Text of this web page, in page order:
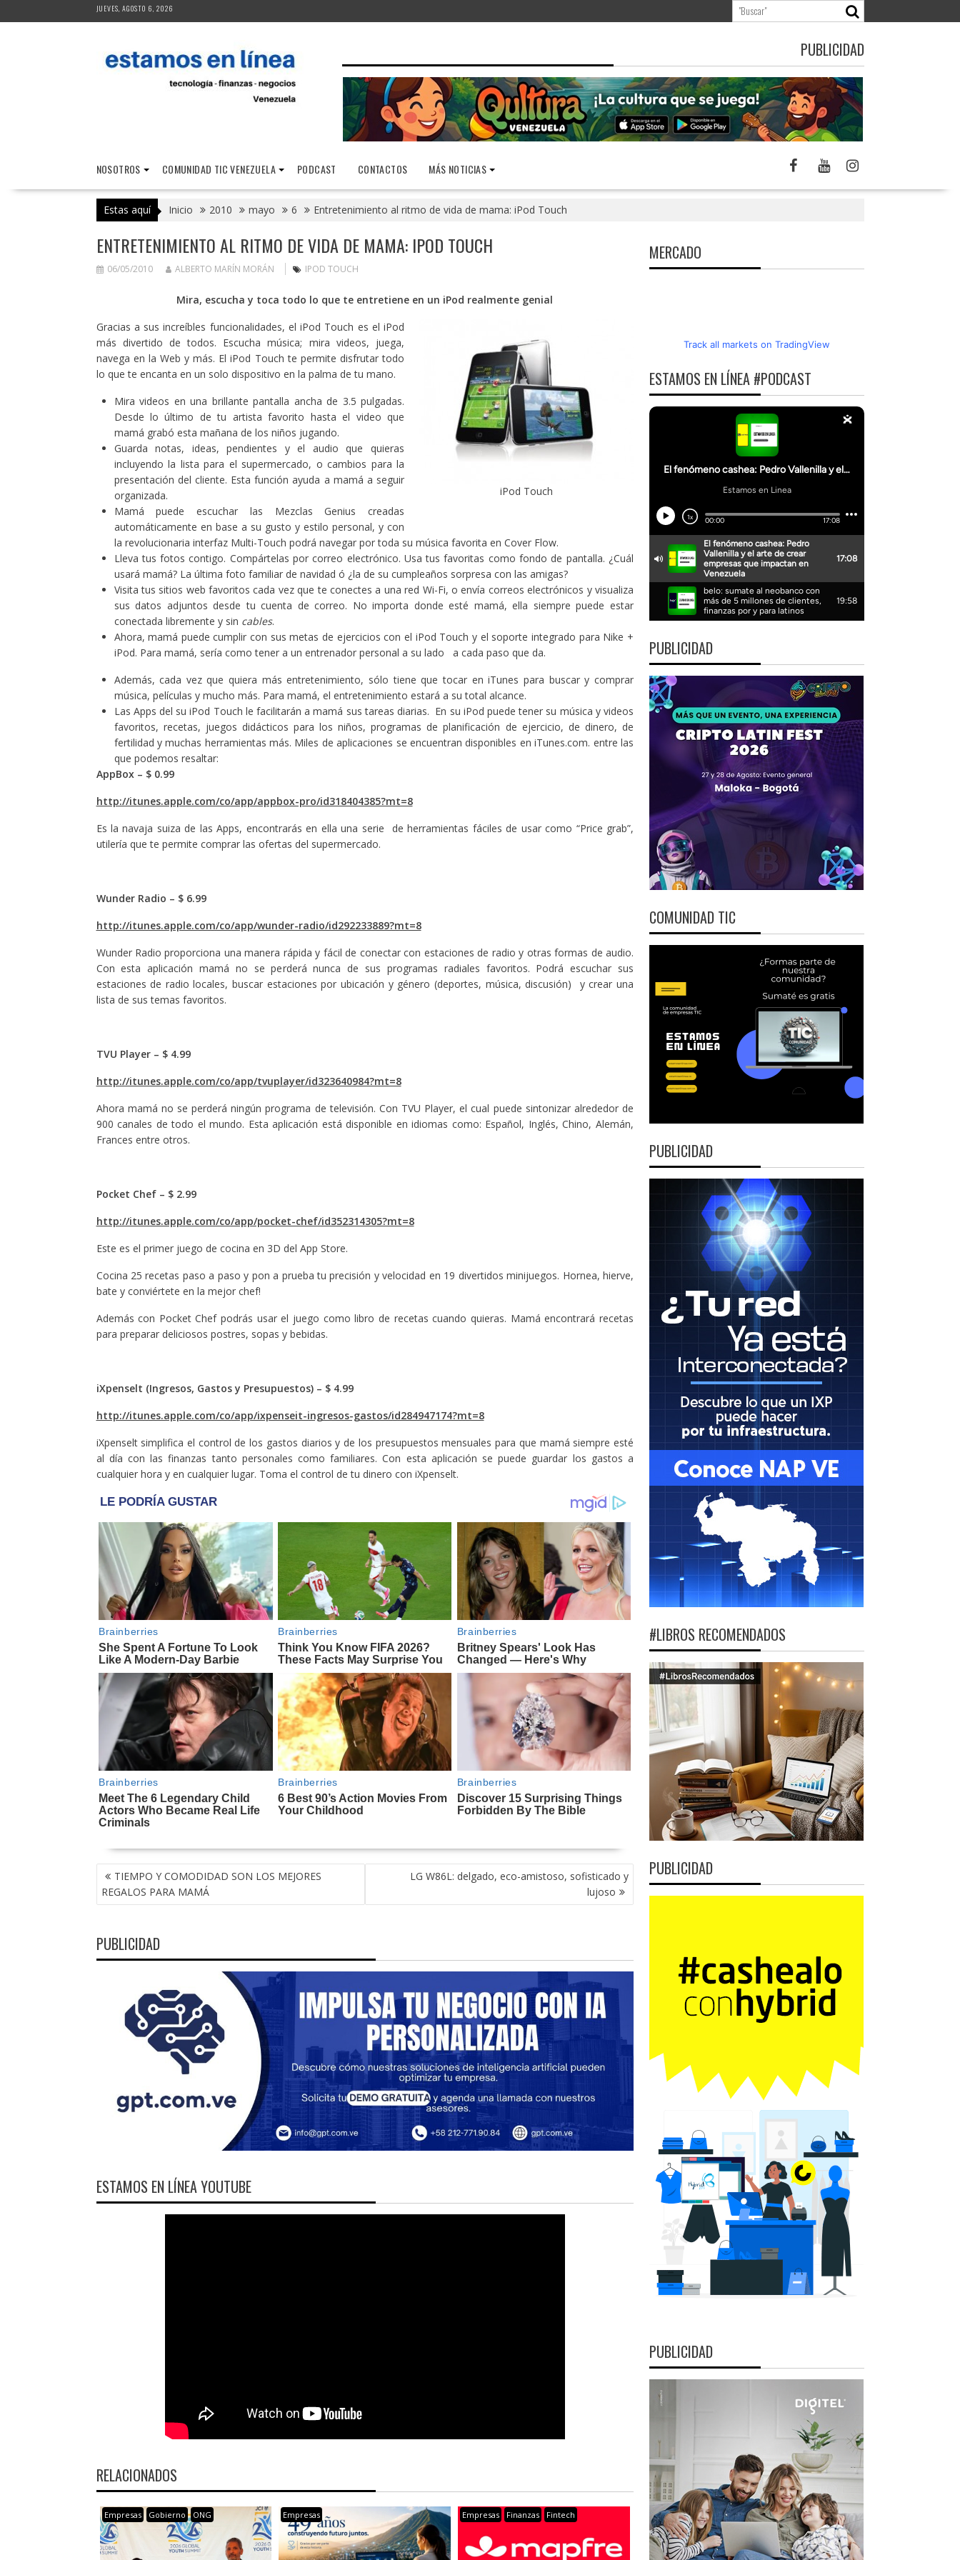
al
JUEVES, AGOSTO 6, 2026
PUBLICIDAD
NOSOTROS COMUNIDAD TIC VENEZUELA PODCAST CONTACTOS MÁS NOTICIAS
Estas aquí Inicio 2010 mayo 6 Entretenimiento al ritmo de vida de mama: iPod Touch
ENTRETENIMIENTO AL RITMO DE VIDA DE MAMA: IPOD TOUCH
06/05/2010 ALBERTO MARÍN MORÁN IPOD TOUCH
Mira, escucha y toca todo lo que te entretiene en un iPod realmente genial
iPod Touch
Gracias a sus increíbles funcionalidades, el iPod Touch es el iPod
más divertido de todos. Escucha música; mira videos, juega,
navega en la Web y más. El iPod Touch te permite disfrutar todo
lo que te encanta en un solo dispositivo en la palma de tu mano.
Mira videos en una brillante pantalla ancha de 3.5 pulgadas.
Desde lo último de tu artista favorito hasta el video que
mamá grabó esta mañana de los niños jugando.
Guarda notas, ideas, pendientes y el audio que quieras
incluyendo la lista para el supermercado, o cambios para la
presentación del cliente. Esta función ayuda a mamá a seguir
organizada.
Mamá puede escuchar las Mezclas Genius creadas
automáticamente en base a su gusto y estilo personal, y con
la revolucionaria interfaz Multi-Touch podrá navegar por toda su música favorita en Cover Flow.
Lleva tus fotos contigo. Compártelas por correo electrónico. Usa tus favoritas como fondo de pantalla. ¿Cuál
usará mamá? La última foto familiar de navidad ó ¿la de su cumpleaños sorpresa con las amigas?
Visita tus sitios web favoritos cada vez que te conectes a una red Wi-Fi, o envía correos electrónicos y visualiza
sus datos adjuntos desde tu cuenta de correo. No importa donde esté mamá, ella siempre puede estar
conectada libremente y sin cables.
Ahora, mamá puede cumplir con sus metas de ejercicios con el iPod Touch y el soporte integrado para Nike +
iPod. Para mamá, sería como tener a un entrenador personal a su lado a cada paso que da.
Además, cada vez que quiera más entretenimiento, sólo tiene que tocar en iTunes para buscar y comprar
música, películas y mucho más. Para mamá, el entretenimiento estará a su total alcance.
Las Apps del su iPod Touch le facilitarán a mamá sus tareas diarias. En su iPod puede tener su música y videos
favoritos, recetas, juegos didácticos para los niños, programas de planificación de ejercicio, de dinero, de
fertilidad y muchas herramientas más. Miles de aplicaciones se encuentran disponibles en iTunes.com. entre las
que podemos resaltar:
AppBox – $ 0.99
http://itunes.apple.com/co/app/appbox-pro/id318404385?mt=8
Es la navaja suiza de las Apps, encontrarás en ella una serie de herramientas fáciles de usar como “Price grab”,
utilería que te permite comprar las ofertas del supermercado.
Wunder Radio – $ 6.99
http://itunes.apple.com/co/app/wunder-radio/id292233889?mt=8
Wunder Radio proporciona una manera rápida y fácil de conectar con estaciones de radio y otras formas de audio.
Con esta aplicación mamá no se perderá nunca de sus programas radiales favoritos. Podrá escuchar sus
estaciones de radio locales, buscar estaciones por ubicación y género (deportes, música, discusión) y crear una
lista de sus temas favoritos.
TVU Player – $ 4.99
http://itunes.apple.com/co/app/tvuplayer/id323640984?mt=8
Ahora mamá no se perderá ningún programa de televisión. Con TVU Player, el cual puede sintonizar alrededor de
900 canales de todo el mundo. Esta aplicación está disponible en idiomas como: Español, Inglés, Chino, Alemán,
Frances entre otros.
Pocket Chef – $ 2.99
http://itunes.apple.com/co/app/pocket-chef/id352314305?mt=8
Este es el primer juego de cocina en 3D del App Store.
Cocina 25 recetas paso a paso y pon a prueba tu precisión y velocidad en 19 divertidos minijuegos. Hornea, hierve,
bate y conviértete en la mejor chef!
Además con Pocket Chef podrás usar el juego como libro de recetas cuando quieras. Mamá encontrará recetas
para preparar deliciosos postres, sopas y bebidas.
iXpenselt (Ingresos, Gastos y Presupuestos) – $ 4.99
http://itunes.apple.com/co/app/ixpenseit-ingresos-gastos/id284947174?mt=8
iXpenselt simplifica el control de los gastos diarios y de los presupuestos mensuales para que mamá siempre esté
al día con las finanzas tanto personales como familiares. Con esta aplicación se puede guardar los gastos a
cualquier hora y en cualquier lugar. Toma el control de tu dinero con iXpenselt.
NAVEGACIÓN
DE
ENTRADAS
TIEMPO Y COMODIDAD SON LOS MEJORES
REGALOS PARA MAMÁ
LG W86L: delgado, eco-amistoso, sofisticado y
lujoso
PUBLICIDAD
ESTAMOS EN LÍNEA YOUTUBE
RELACIONADOS
Empresas Gobierno ONG Empresas Empresas Finanzas Fintech
MERCADO
Track all markets on TradingView
ESTAMOS EN LÍNEA #PODCAST
PUBLICIDAD
COMUNIDAD TIC
PUBLICIDAD
#LIBROS RECOMENDADOS
PUBLICIDAD
PUBLICIDAD